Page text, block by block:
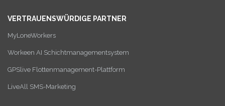
VERTRAUENSWÜRDIGE PARTNER
MyLoneWorkers
Workeen AI Schichtmanagementsystem
GPSlive Flottenmanagement-Plattform
LiveAll SMS-Marketing